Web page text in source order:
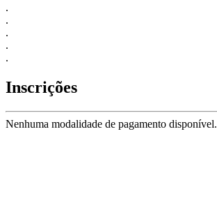
.
.
.
.
.
Inscrições
Nenhuma modalidade de pagamento disponível.